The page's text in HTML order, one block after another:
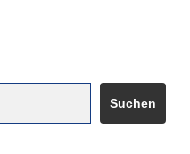
Suchen